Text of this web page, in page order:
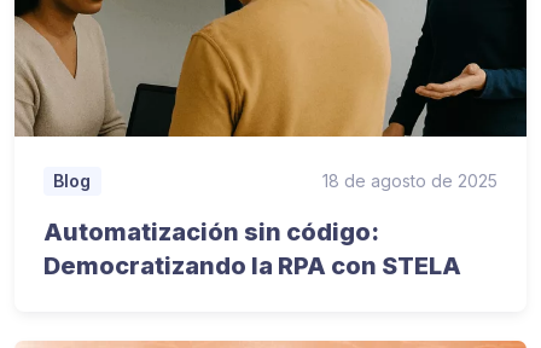
Blog 18 de agosto de 2025
Automatización sin código:
Democratizando la RPA con STELA